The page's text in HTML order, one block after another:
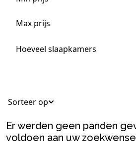
Hoeveel slaapkamers
Sorteer op
Er werden geen panden
voldoen aan uw